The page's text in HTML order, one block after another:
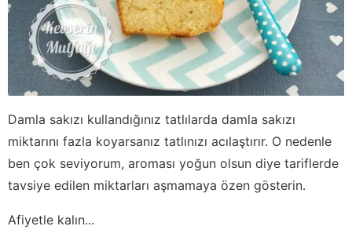
Damla sakızı kullandığınız tatlılarda damla sakızı
miktarını fazla koyarsanız tatlınızı acılaştırır. O nedenle
ben çok seviyorum, aroması yoğun olsun diye tariflerde
tavsiye edilen miktarları aşmamaya özen gösterin.
Afiyetle kalın...